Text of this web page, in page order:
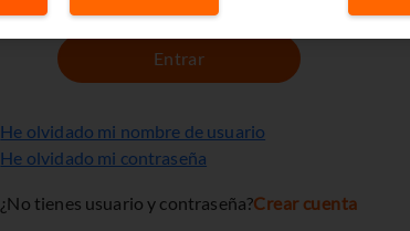
Entrar
He olvidado mi nombre de usuario
He olvidado mi contraseña
¿No tienes usuario y contraseña?Crear cuenta